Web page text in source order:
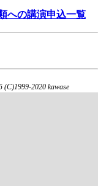
への講演申込一覧
(C)1999-2020 kawase